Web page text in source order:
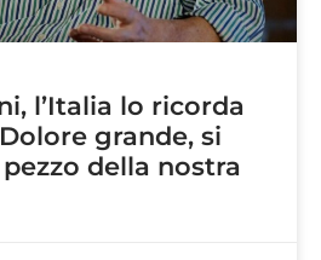
l’Italia lo ricorda
grande, si
della nostra